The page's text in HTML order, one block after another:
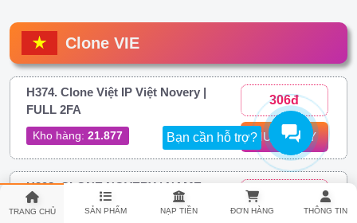
Bạn cần hỗ trợ?
TRANG CHỦ SẢN PHẨM NẠP TIỀN ĐƠN HÀNG THÔNG TIN
Clone VIE
H374. Clone Việt IP Việt Novery |
FULL 2FA
Kho hàng: 21.877
306đ
MUA NGAY
H398. CLONE NOVERY | NAME
VIỆT | IP US | NĂM 2025